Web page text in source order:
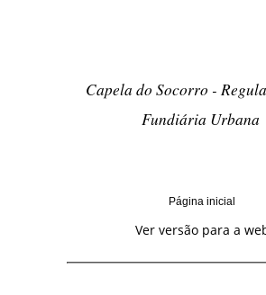
Capela do Socorro -
Fundiária Urbana
Página inicial
Ver versão para a